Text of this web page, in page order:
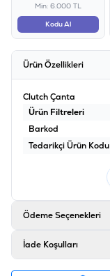
Min: 6.000 TL
Kodu Al
Ürün Özellikleri
Clutch Çanta
Ürün Filtreleri
Barkod
Tedarikçi Ürün Kodu
Ödeme Seçenekleri
İade Koşulları